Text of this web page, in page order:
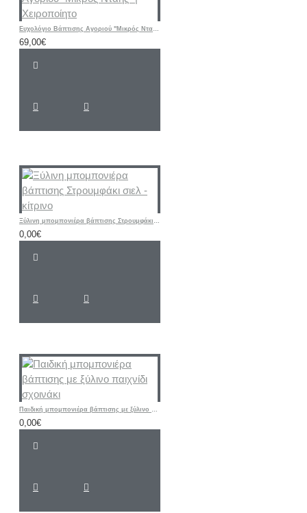
Ευχολόγιο Βάπτισης Αγοριού "Μικρός Νταής" | Χειροποίητο
69,00€
Ξύλινη μπομπονιέρα βάπτισης Στρουμφάκι σιελ - κίτρινο
0,00€
Παιδική μπομπονιέρα βάπτισης με ξύλινο παιχνίδι σχοινάκι
0,00€